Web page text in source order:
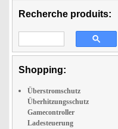
Recherche produits:
Shopping:
Überstromschutz
Überhitzungsschutz
Gamecontroller
Ladesteuerung